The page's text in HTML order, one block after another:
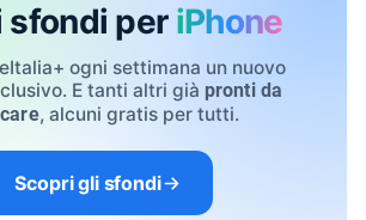
sfondi per iPhone
ogni settimana un nuovo
E tanti altri già pronti da
, alcuni gratis per tutti.
Scopri gli sfondi